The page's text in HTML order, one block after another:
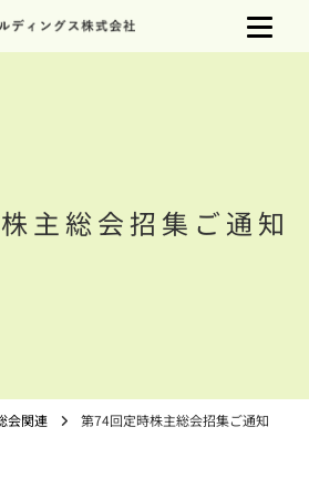
主総会招集ご通知
会関連 第74回定時株主総会招集ご通知